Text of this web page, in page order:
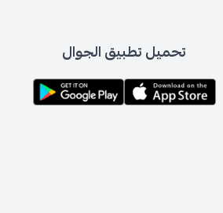
تحميل تطبيق الجوال